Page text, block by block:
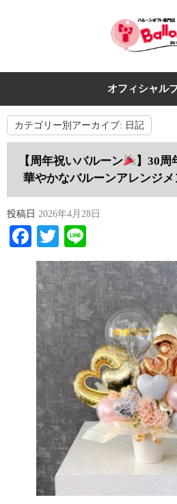
オフィシャル
カテゴリー別アーカイブ: 日記
【周年祝いバルーン
】30周
華やかなバルーンアレンジ
投稿日 2026年4月28日
Facebook
Twitter